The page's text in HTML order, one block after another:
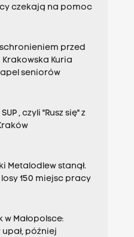
czekają na pomoc
schronieniem przed
Krakowska Kuria
seniorów
, czyli "Rusz się" z
Metalodlew stanął.
losy 150 miejsc pracy
w Małopolsce:
później